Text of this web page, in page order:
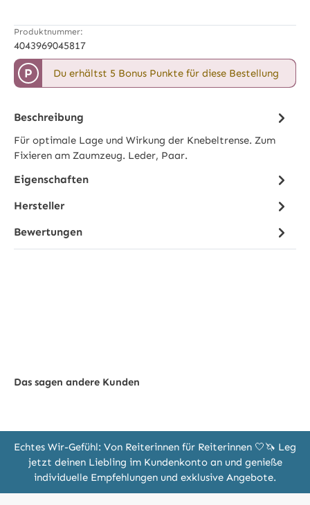
Produktnummer:
4043969045817
P Du erhältst 5 Bonus Punkte für diese Bestellung
Beschreibung
Für optimale Lage und Wirkung der Knebeltrense. Zum
Fixieren am Zaumzeug. Leder, Paar.
Eigenschaften
Hersteller
Bewertungen
Das sagen andere Kunden
Echtes Wir-Gefühl: Von Reiterinnen für Reiterinnen 🤍🦄 Leg
jetzt deinen Liebling im Kundenkonto an und genieße
individuelle Empfehlungen und exklusive Angebote.